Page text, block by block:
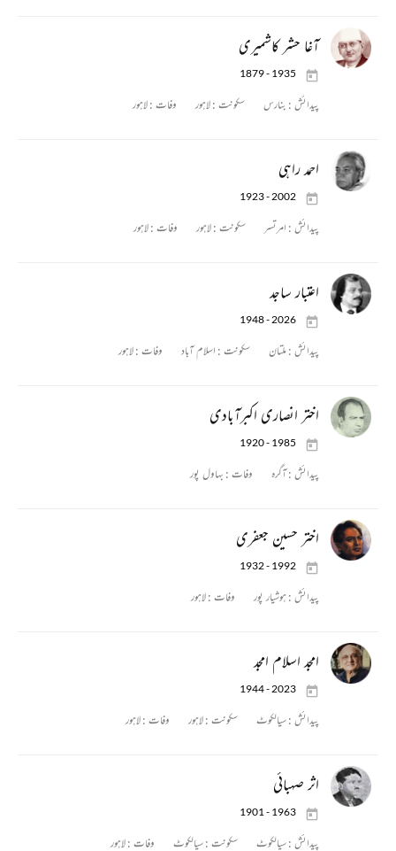
آغا حشر کاشمیری
1879 - 1935
پیدائش : بنارس سکونت :لاہور وفات :لاہور
احمد راہی
1923 - 2002
پیدائش : امرتسر سکونت :لاہور وفات :لاہور
اعتبار ساجد
1948 - 2026
پیدائش :ملتان سکونت : اسلام آباد وفات :لاہور
اختر انصاری اکبرآبادی
1920 - 1985
پیدائش :آگرہ وفات : بہاول پور
اختر حسین جعفری
1932 - 1992
پیدائش :ہوشیار پور وفات :لاہور
امجد اسلام امجد
1944 - 2023
پیدائش :سیالکوٹ سکونت :لاہور وفات :لاہور
اثر صہبائی
1901 - 1963
پیدائش :سیالکوٹ سکونت :سیالکوٹ وفات :لاہور